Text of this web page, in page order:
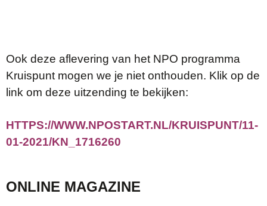
Ook deze aflevering van het NPO programma
Kruispunt mogen we je niet onthouden. Klik op de
link om deze uitzending te bekijken:
HTTPS://WWW.NPOSTART.NL/KRUISPUNT/11-
01-2021/KN_1716260
ONLINE MAGAZINE